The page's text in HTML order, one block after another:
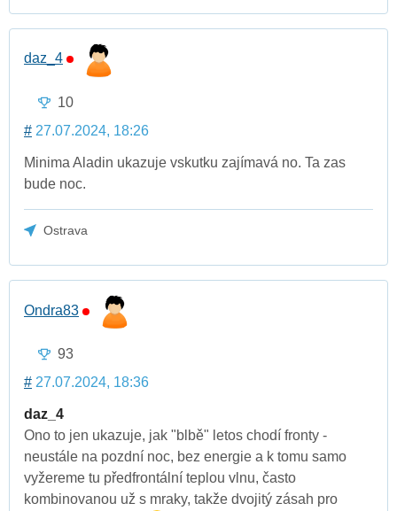
daz_4
10
# 27.07.2024, 18:26
Minima Aladin ukazuje vskutku zajímavá no. Ta zas
bude noc.
Ostrava
Ondra83
93
# 27.07.2024, 18:36
daz_4
Ono to jen ukazuje, jak "blbě" letos chodí fronty -
neustále na pozdní noc, bez energie a k tomu samo
vyžereme tu předfrontální teplou vlnu, často
kombinovanou už s mraky, takže dvojitý zásah pro